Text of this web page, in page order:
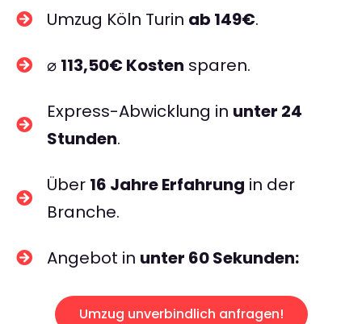
Umzug Köln Turin ab 149€.
⌀ 113,50€ Kosten sparen.
Express-Abwicklung in unter 24
Stunden.
Über 16 Jahre Erfahrung in der
Branche.
Angebot in unter 60 Sekunden:
Umzug unverbindlich anfragen!